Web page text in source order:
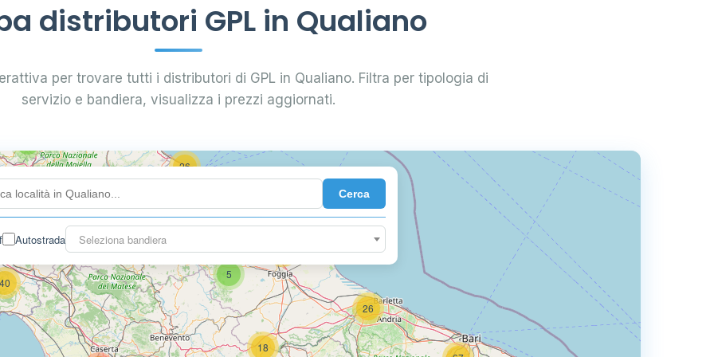
distributori GPL in Qualiano
per trovare tutti i distributori di GPL in Qualiano. Filtra per tipologia di
servizio e bandiera, visualizza i prezzi aggiornati.
Cerca
Autostrada Seleziona bandiera
24
5
14
26
16
64
40
18
26
26